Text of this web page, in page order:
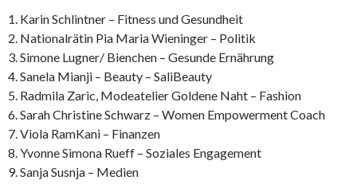
1. ⁠Karin Schlintner – Fitness und Gesundheit
2. Nationalrätin Pia Maria Wieninger – Politik
3.⁠ ⁠Simone Lugner/ Bienchen – Gesunde Ernährung
4. ⁠Sanela Mianji – Beauty – SaliBeauty
5. ⁠Radmila Zaric, Modeatelier Goldene Naht – Fashion
6. Sarah Christine Schwarz – Women Empowerment Coach
7. ⁠Viola RamKani – Finanzen
8.⁠ ⁠Yvonne Simona Rueff – Soziales Engagement
9.⁠ Sanja Susnja – Medien